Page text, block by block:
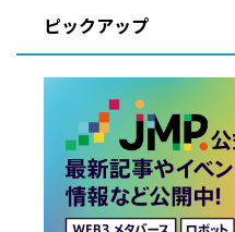
ピックアップ